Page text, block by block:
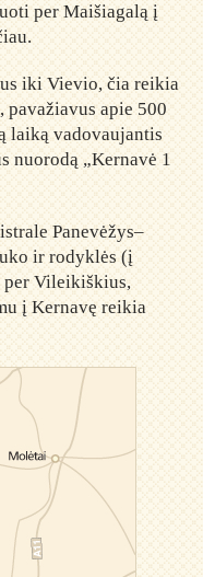
per Maišiagalą į
iki Vievio, čia reikia
apie 500
laiką vadovaujantis
nuorodą „Kernavė 1
Panevėžys–
ir rodyklės (į
per Vileikiškius,
į Kernavę reikia